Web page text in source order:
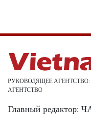
РУКОВОДЯЩЕЕ
АГЕНТСТВО
Главный